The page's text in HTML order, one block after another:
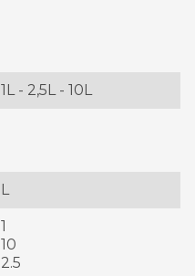
1L - 2,5L - 10L
L
1
10
2.5